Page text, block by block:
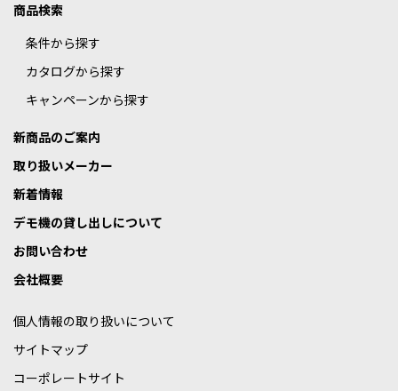
商品検索
条件から探す
カタログから探す
キャンペーンから探す
新商品のご案内
取り扱いメーカー
新着情報
デモ機の貸し出しについて
お問い合わせ
会社概要
個人情報の取り扱いについて
サイトマップ
コーポレートサイト